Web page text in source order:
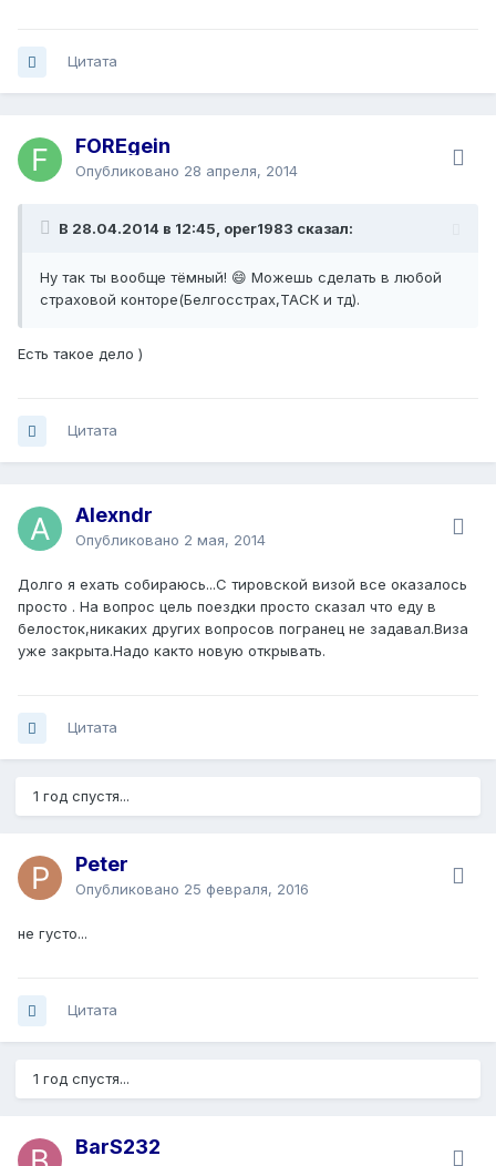
Цитата
FOREgein
Опубликовано 28 апреля, 2014
В 28.04.2014 в 12:45, oper1983 сказал:
Ну так ты вообще тёмный! 😄 Можешь сделать в любой
страховой конторе(Белгосстрах,ТАСК и тд).
Есть такое дело )
Цитата
Alexndr
Опубликовано 2 мая, 2014
Долго я ехать собираюсь...С тировской визой все оказалось
просто . На вопрос цель поездки просто сказал что еду в
белосток,никаких других вопросов погранец не задавал.Виза
уже закрыта.Надо както новую открывать.
Цитата
1 год спустя...
Peter
Опубликовано 25 февраля, 2016
не густо...
Цитата
1 год спустя...
BarS232